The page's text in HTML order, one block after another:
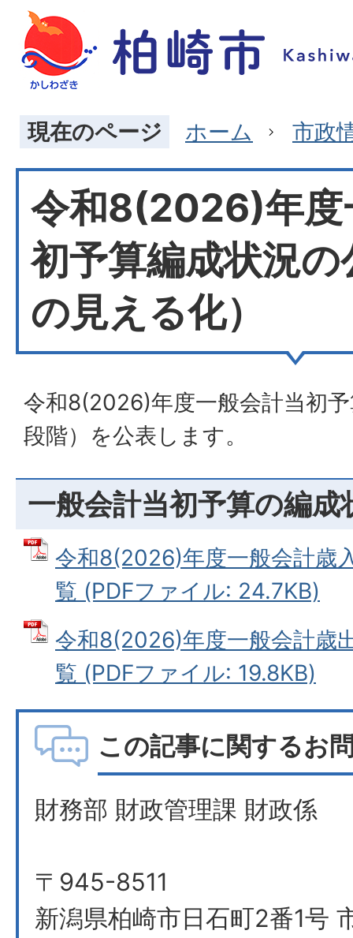
現在のページ ホーム 市政
令和8(2026)年度
初予算編成状況
の見える化）
令和8(2026)年度一般会計当初
段階）を公表します。
一般会計当初予算の編成
令和8(2026)年度一般会計歳
覧 (PDFファイル: 24.7KB)
令和8(2026)年度一般会計歳
覧 (PDFファイル: 19.8KB)
この記事に関するお
財務部 財政管理課 財政係
〒945-8511
新潟県柏崎市日石町2番1号